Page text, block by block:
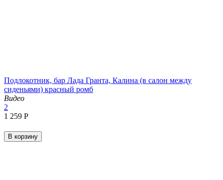
Подлокотник, бар Лада Гранта, Калина (в салон между
сиденьями) красный ромб
Видео
2
1 259 Р
В корзину